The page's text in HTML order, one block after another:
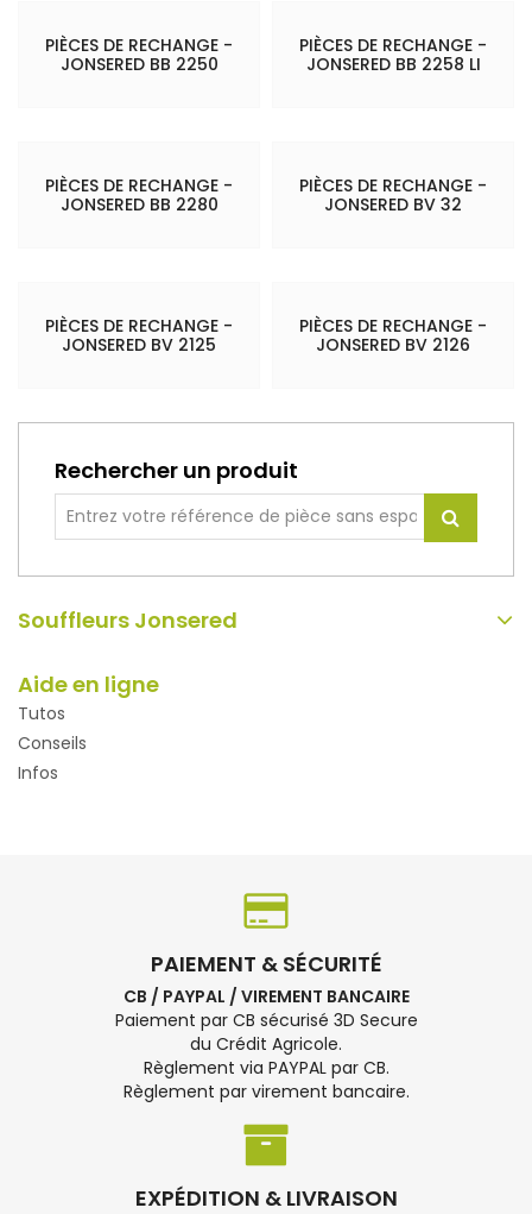
PIÈCES DE RECHANGE -
JONSERED BB 2250
PIÈCES DE RECHANGE -
JONSERED BB 2258 LI
PIÈCES DE RECHANGE -
JONSERED BB 2280
PIÈCES DE RECHANGE -
JONSERED BV 32
PIÈCES DE RECHANGE -
JONSERED BV 2125
PIÈCES DE RECHANGE -
JONSERED BV 2126
Rechercher un produit
Souffleurs Jonsered
Aide en ligne
Tutos
Conseils
Infos
PAIEMENT & SÉCURITÉ
CB / PAYPAL / VIREMENT BANCAIRE
Paiement par CB sécurisé 3D Secure
du Crédit Agricole.
Règlement via PAYPAL par CB.
Règlement par virement bancaire.
EXPÉDITION & LIVRAISON